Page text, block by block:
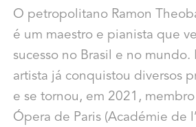
O petropolitano Ramon
é um maestro e pianista que
sucesso no Brasil e no
artista já conquistou diversos
e se tornou, em 2021,
Ópera de Paris (Académie de